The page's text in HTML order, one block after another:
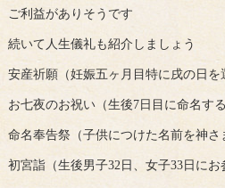
ご利益がありそうです
続いて人生儀礼も紹介しましょう
安産祈願（妊娠五ヶ月目特に戌の日を
お七夜のお祝い（生後7日目に命名する
命名奉告祭（子供につけた名前を神さ
初宮詣（生後男子32日、女子33日に